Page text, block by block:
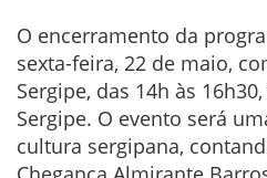
O encerramento da
sexta-feira, 22 de maio,
Sergipe, das 14h às
Sergipe. O evento será
cultura sergipana,